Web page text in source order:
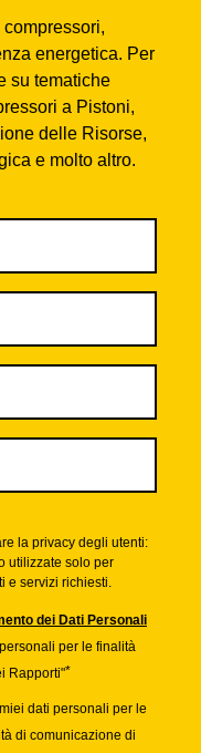
energetica. Per
su tematiche
a Pistoni,
delle Risorse,
e molto altro.
la privacy degli utenti:
utilizzate solo per
e servizi richiesti.
dei Dati Personali
per le finalità
Rapporti"*
dati personali per le
di comunicazione di